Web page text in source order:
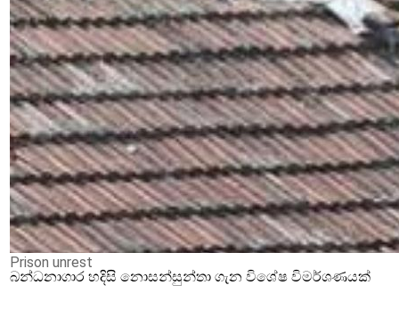
Prison unrest
බන්ධනාගාර හදිසි නොසන්සුන්තා ගැන විශේෂ විමර්ශණයක්